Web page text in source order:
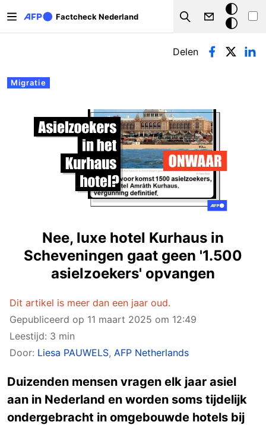
Factcheck Nederland
Search
Donkere
modus
Primaire tabs
Migratie
Delen
Nee, luxe hotel Kurhaus in
Scheveningen gaat geen '1.500
asielzoekers' opvangen
Dit artikel is meer dan een jaar oud.
Gepubliceerd op 11 maart 2025 om 12:49
Leestijd: 3 min
Door: Liesa PAUWELS, AFP Netherlands
Duizenden mensen vragen elk jaar asiel
aan in Nederland en worden soms tijdelijk
ondergebracht in omgebouwde hotels bij